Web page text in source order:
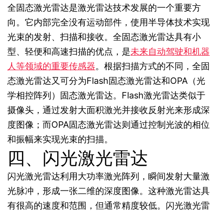
全固态激光雷达是激光雷达技术发展的一个重要方
向。它内部完全没有运动部件，使用半导体技术实现
光束的发射、扫描和接收。全固态激光雷达具有小
型、轻便和高速扫描的优点，是未来自动驾驶和机器
人等领域的重要传感器。根据扫描方式的不同，全固
态激光雷达又可分为Flash固态激光雷达和OPA（光
学相控阵列）固态激光雷达。Flash激光雷达类似于
摄像头，通过发射大面积激光并接收反射光来形成深
度图像；而OPA固态激光雷达则通过控制光波的相位
和振幅来实现光束的扫描。
四、闪光激光雷达
闪光激光雷达利用大功率激光阵列，瞬间发射大量激
光脉冲，形成一张二维的深度图像。这种激光雷达具
有很高的速度和范围，但通常精度较低。闪光激光雷